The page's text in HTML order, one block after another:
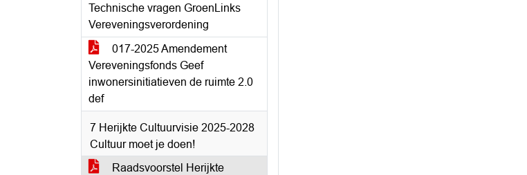
Technische vragen GroenLinks
Vereveningsverordening
017-2025 Amendement
Vereveningsfonds Geef
inwonersinitiatieven de ruimte 2.0
def
7 Herijkte Cultuurvisie 2025-2028
Cultuur moet je doen!
Raadsvoorstel Herijkte